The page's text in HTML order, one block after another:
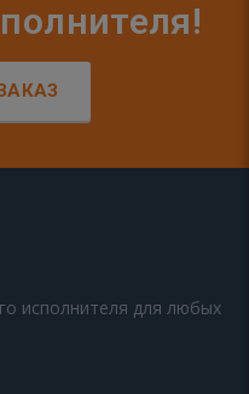
исполнителя для любых